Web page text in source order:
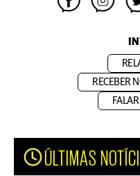
RECEBER
ÚLTIMAS